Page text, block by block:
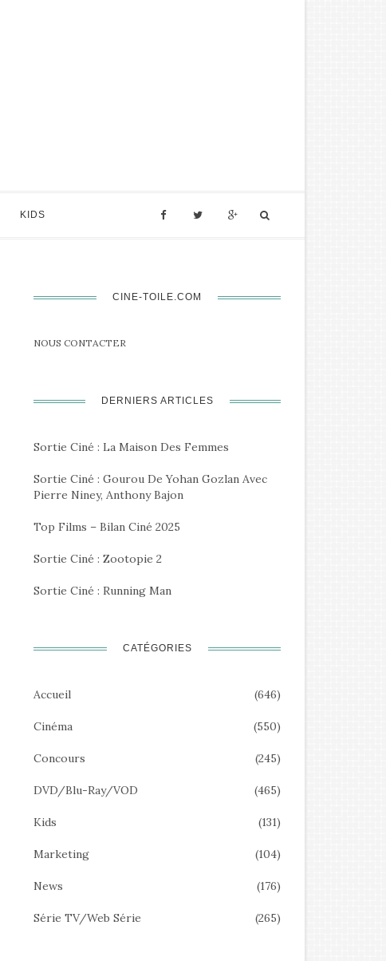
KIDS
CINE-TOILE.COM
NOUS CONTACTER
DERNIERS ARTICLES
Sortie Ciné : La Maison Des Femmes
Sortie Ciné : Gourou De Yohan Gozlan Avec
Pierre Niney, Anthony Bajon
Top Films – Bilan Ciné 2025
Sortie Ciné : Zootopie 2
Sortie Ciné : Running Man
CATÉGORIES
Accueil (646)
Cinéma (550)
Concours (245)
DVD/Blu-Ray/VOD (465)
Kids (131)
Marketing (104)
News (176)
Série TV/Web Série (265)